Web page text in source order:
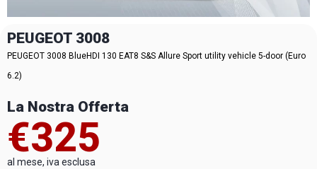
PEUGEOT 3008
PEUGEOT 3008 BlueHDI 130 EAT8 S&S Allure Sport utility vehicle 5-door (Euro
6.2)
La Nostra Offerta
€325
al mese, iva esclusa